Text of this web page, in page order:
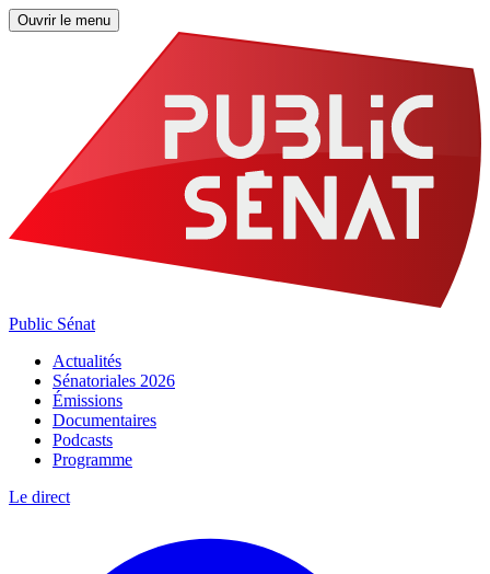
Ouvrir le menu
Public Sénat
Actualités
Sénatoriales 2026
Émissions
Documentaires
Podcasts
Programme
Le direct